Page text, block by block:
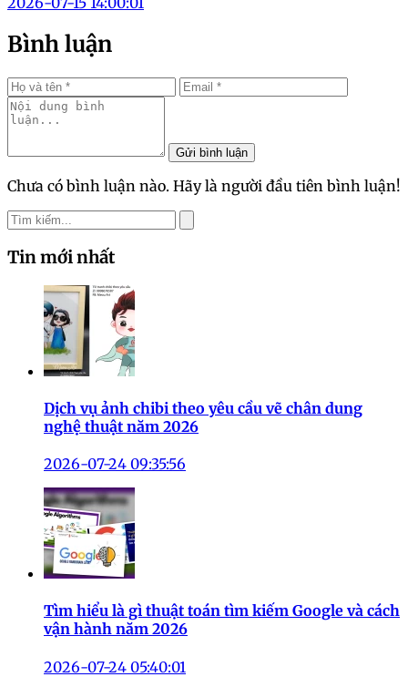
Bình luận
Gửi bình luận
Chưa có bình luận nào. Hãy là người đầu tiên bình luận!
Tin mới nhất
Dịch vụ ảnh chibi theo yêu cầu vẽ chân dung
nghệ thuật năm 2026
2026-07-24 09:35:56
Tìm hiểu là gì thuật toán tìm kiếm Google và cách
vận hành năm 2026
2026-07-24 05:40:01